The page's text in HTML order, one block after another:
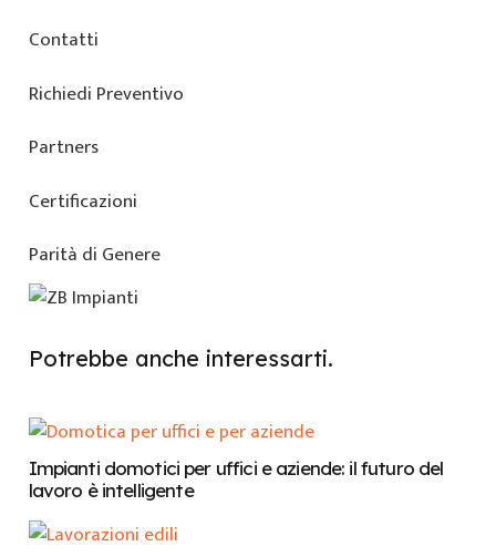
Contatti
Richiedi Preventivo
Partners
Certificazioni
Parità di Genere
Potrebbe anche interessarti.
Impianti domotici per uffici e aziende: il futuro del
lavoro è intelligente